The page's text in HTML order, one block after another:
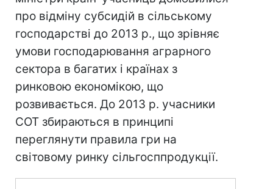
про відміну субсидій в сільському
господарстві до 2013 р., що зрівняє
умови господарювання аграрного
сектора в багатих і країнах з
ринковою економікою, що
розвивається. До 2013 р. учасники
СОТ збираються в принципі
переглянути правила гри на
світовому ринку сільгосппродукції.